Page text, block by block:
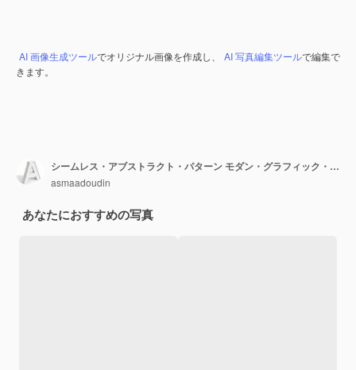
AI 画像生成ツールでオリジナル画像を作成し、 AI 写真編集ツールで編集で
きます。
シームレス・アブストラクト・パターン モダン・グラフィック・アート・デザイン
asmaadoudin
あなたにおすすめの写真